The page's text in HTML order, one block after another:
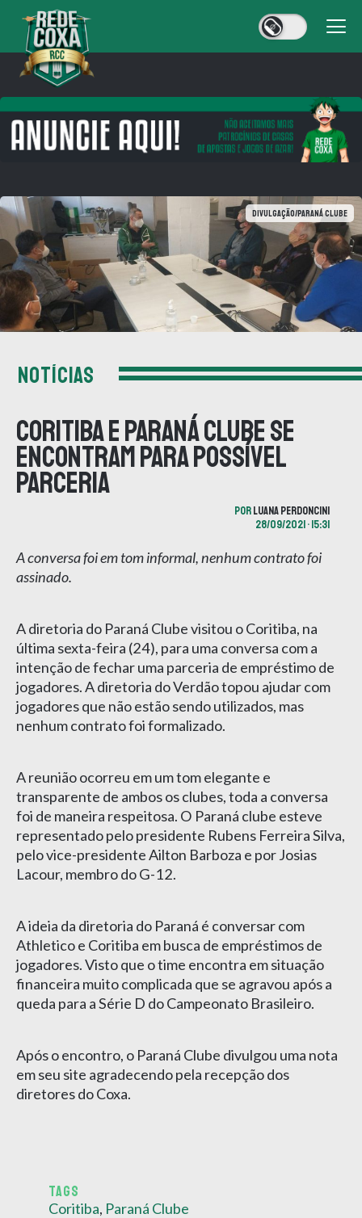
Divulgação/Paraná Clube
NOTÍCIAS
Coritiba e Paraná Clube se
encontram para possível
parceria
PORLUANA PERDONCINI
28/09/2021 • 15:31
A conversa foi em tom informal, nenhum contrato foi
assinado.
A diretoria do Paraná Clube visitou o Coritiba, na
última sexta-feira (24), para uma conversa com a
intenção de fechar uma parceria de empréstimo de
jogadores. A diretoria do Verdão topou ajudar com
jogadores que não estão sendo utilizados, mas
nenhum contrato foi formalizado.
A reunião ocorreu em um tom elegante e
transparente de ambos os clubes, toda a conversa
foi de maneira respeitosa. O Paraná clube esteve
representado pelo presidente Rubens Ferreira Silva,
pelo vice-presidente Ailton Barboza e por Josias
Lacour, membro do G-12.
A ideia da diretoria do Paraná é conversar com
Athletico e Coritiba em busca de empréstimos de
jogadores. Visto que o time encontra em situação
financeira muito complicada que se agravou após a
queda para a Série D do Campeonato Brasileiro.
Após o encontro, o Paraná Clube divulgou uma nota
em seu site agradecendo pela recepção dos
diretores do Coxa.
TAGS
Coritiba, Paraná Clube